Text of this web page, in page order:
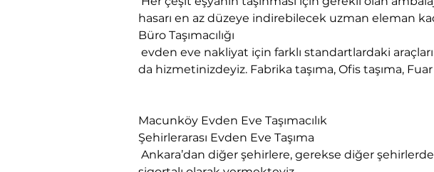
hasarı en az düzeye indirebilecek uzman eleman
Büro Taşımacılığı
da hizmetinizdeyiz. Fabrika taşıma, Ofis taşıma,
Macunköy Evden Eve Taşımacılık
Şehirlerarası Evden Eve Taşıma